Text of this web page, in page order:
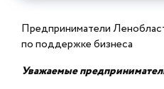
Предприниматели
по поддержке бизнеса
Уважаемые